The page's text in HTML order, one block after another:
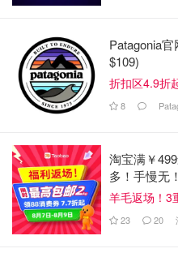
餐厅
布置一间餐厅的平均费用
放瓷器和玻璃杯的餐具柜或
装饰品。
Patagonia
$109)
折扣区4.9折
8
淘宝满￥
多！手慢无！
羊毛返场！3
23 20